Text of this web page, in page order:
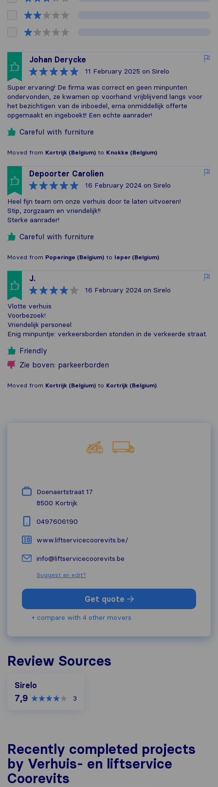
Johan Derycke
11 February 2025 on Sirelo
Super ervaring! De firma was correct en geen minpunten
ondervonden, ze kwamen op voorhand vrijblijvend langs voor
het bezichtigen van de inboedel, erna onmiddellijk offerte
opgemaakt en ingeboekt! Een echte aanrader!
Careful with furniture
Moved from Kortrijk (Belgium) to Knokke (Belgium)
Depoorter Carolien
16 February 2024 on Sirelo
Heel fijn team om onze verhuis door te laten uitvoeren!
Stip, zorgzaam en vriendelijk!!
Sterke aanrader!
Careful with furniture
Moved from Poperinge (Belgium) to Ieper (Belgium)
J.
16 February 2024 on Sirelo
Vlotte verhuis
Voorbezoek!
Vriendelijk personeel
Enig minpuntje: verkeersborden stonden in de verkeerde straat.
Friendly
Zie boven: parkeerborden
Moved from Kortrijk (Belgium) to Kortrijk (Belgium)
Doenaertstraat 17
8500 Kortrijk
0497606190
www.liftservicecoorevits.be/
info@liftservicecoorevits.be
Suggest an edit?
Get quote
+ compare with 4 other movers
Review Sources
Sirelo
7,9 3
Recently completed projects
by Verhuis- en liftservice
Coorevits